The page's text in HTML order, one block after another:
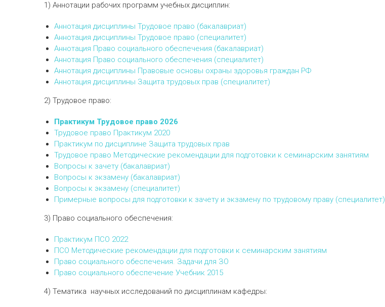
1) Аннотации рабочих программ учебных дисциплин:
Аннотация дисциплины Трудовое право (бакалавриат)
Аннотация дисциплины Трудовое право (специалитет)
Аннотация Право социального обеспечения (бакалавриат)
Аннотация Право социального обеспечения (специалитет)
Аннотация дисциплины Правовые основы охраны здоровья граждан РФ
Аннотация дисциплины Защита трудовых прав (специалитет)
2) Трудовое право:
Практикум Трудовое право 2026
Трудовое право Практикум 2020
Практикум по дисциплине Защита трудовых прав
Трудовое право Методические рекомендации для подготовки к семинарским занятиям
Вопросы к зачету (бакалавриат)
Вопросы к экзамену (бакалавриат)
Вопросы к экзамену (специалитет)
Примерные вопросы для подготовки к зачету и экзамену по трудовому праву (специалитет)
3) Право социального обеспечения:
Практикум ПСО 2022
ПСО Методические рекомендации для подготовки к семинарским занятиям
Право социального обеспечения. Задачи для ЗО
Право социального обеспечение Учебник 2015
4) Тематика научных исследований по дисциплинам кафедры: